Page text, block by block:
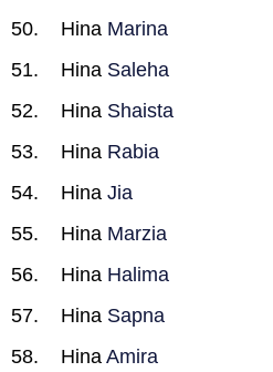
Hina Marina
Hina Saleha
Hina Shaista
Hina Rabia
Hina Jia
Hina Marzia
Hina Halima
Hina Sapna
Hina Amira